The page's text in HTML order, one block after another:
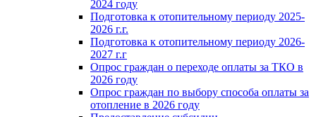
2024 году
Подготовка к отопительному периоду 2025-
2026 г.г.
Подготовка к отопительному периоду 2026-
2027 г.г
Опрос граждан о переходе оплаты за ТКО в
2026 году
Опрос граждан по выбору способа оплаты за
отопление в 2026 году